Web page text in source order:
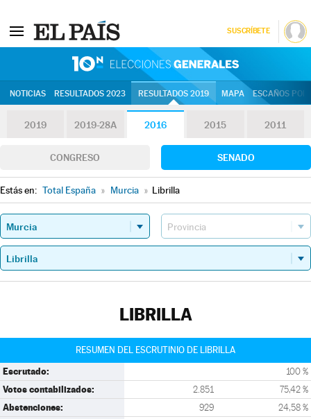
SUSCRÍBETE
NOTICIAS RESULTADOS 2023 RESULTADOS 2019 MAPA ESCAÑOS
2019 2019-28A 2016 2015 2011
CONGRESO SENADO
Estás en: Total España » Murcia » Librilla
LIBRILLA
RESUMEN DEL ESCRUTINIO DE LIBRILLA
Escrutado: 100 %
Votos contabilizados: 2.851 75,42 %
Abstenciones: 929 24,58 %